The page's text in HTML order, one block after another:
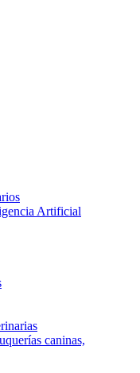
Artificial
caninas,